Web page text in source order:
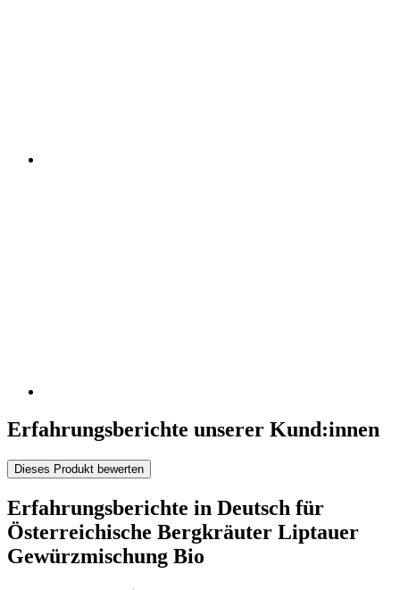
Erfahrungsberichte unserer Kund:innen
Dieses Produkt bewerten
Erfahrungsberichte in Deutsch für
Österreichische Bergkräuter Liptauer
Gewürzmischung Bio